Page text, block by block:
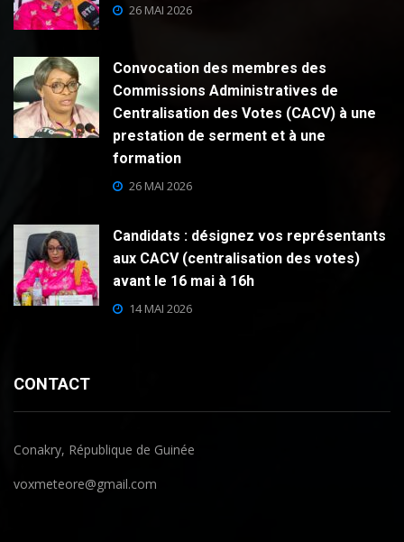
26 MAI 2026
Convocation des membres des
Commissions Administratives de
Centralisation des Votes (CACV) à une
prestation de serment et à une
formation
26 MAI 2026
Candidats : désignez vos représentants
aux CACV (centralisation des votes)
avant le 16 mai à 16h
14 MAI 2026
CONTACT
Conakry, République de Guinée
voxmeteore@gmail.com